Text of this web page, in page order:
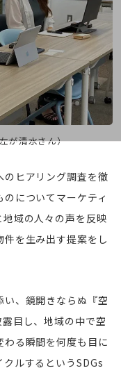
が清水さん）
のヒアリング調査を徹
についてマーケティ
域の人々の声を反映
を生み出す提案をし
、鏡開きならぬ『空
目し、地域の中で空
る瞬間を何度も目に
ルするというSDGs